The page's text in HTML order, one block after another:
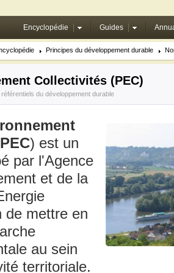
Encyclopédie Guides
Principes du développement durable
Collectivités (PEC)
du développement durable
PEC) est un
par l'Agence
et de la
de mettre en
au sein
territoriale.